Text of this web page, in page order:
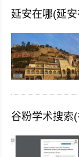
延安在哪(延
谷粉学术搜索